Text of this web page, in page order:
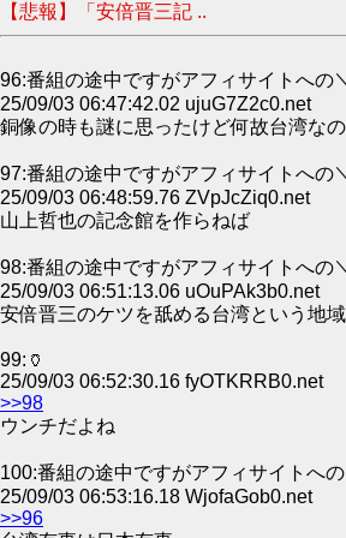
【悲報】「安倍晋三記 ..
96:番組の途中ですがアフィサイトへの
25/09/03 06:47:42.02 ujuG7Z2c0.net
銅像の時も謎に思ったけど何故台湾なの
97:番組の途中ですがアフィサイトへの
25/09/03 06:48:59.76 ZVpJcZiq0.net
山上哲也の記念館を作らねば
98:番組の途中ですがアフィサイトへの
25/09/03 06:51:13.06 uOuPAk3b0.net
安倍晋三のケツを舐める台湾という地域
99:🏺
25/09/03 06:52:30.16 fyOTKRRB0.net
>>98
ウンチだよね
100:番組の途中ですがアフィサイトへ
25/09/03 06:53:16.18 WjofaGob0.net
>>96